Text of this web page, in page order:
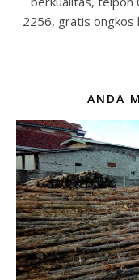
2256, gratis ongkos
ANDA